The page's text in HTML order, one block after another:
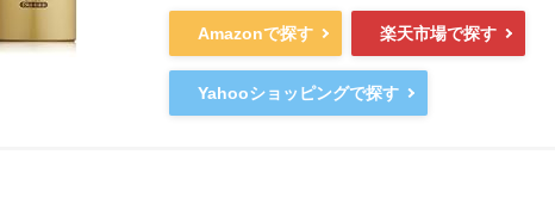
Amazonで探す 楽天市場で探す
Yahooショッピングで探す